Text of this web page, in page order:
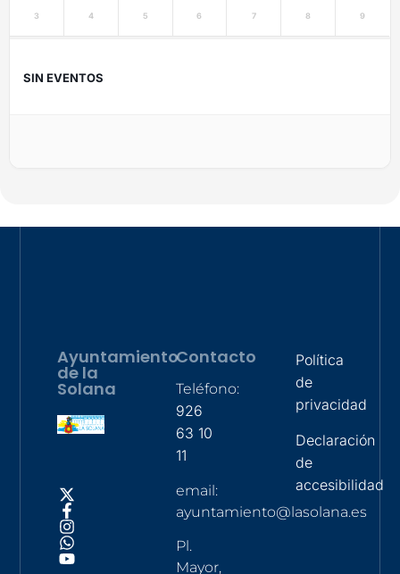
3 4 5 6 7 8 9
SIN EVENTOS
Ayuntamiento
de la
Solana
Contacto
Teléfono:
926
63 10
11
email:
ayuntamiento@lasolana.es
Pl.
Mayor,
Política
de
privacidad
Declaración
de
accesibilidad